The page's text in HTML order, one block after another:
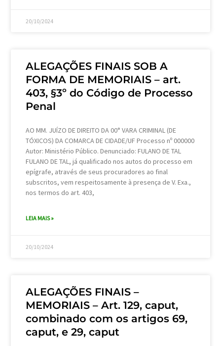
20/10/2024
ALEGAÇÕES FINAIS SOB A
FORMA DE MEMORIAIS – art.
403, §3º do Código de Processo
Penal
AO MM. JUÍZO DE DIREITO DA 00° VARA CRIMINAL (DE
TÓXICOS) DA COMARCA DE CIDADE/UF Processo nº 000000
Autor: Ministério Público. Denunciado: FULANO DE TAL
FULANO DE TAL, já qualificado nos autos do processo em
epígrafe, através de seus procuradores ao final
subscritos, vem respeitosamente à presença de V. Exa.,
nos termos do art. 403,
LEIA MAIS »
20/10/2024
ALEGAÇÕES FINAIS –
MEMORIAIS – Art. 129, caput,
combinado com os artigos 69,
caput, e 29, caput